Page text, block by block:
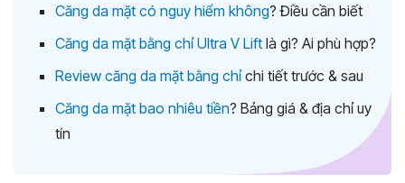
Căng da mặt có nguy hiểm không? Điều cần biết
Căng da mặt bằng chỉ Ultra V Lift là gì? Ai phù hợp?
Review căng da mặt bằng chỉchi tiết trước & sau
Căng da mặt bao nhiêu tiền? Bảng giá & địa chỉ uy
tín